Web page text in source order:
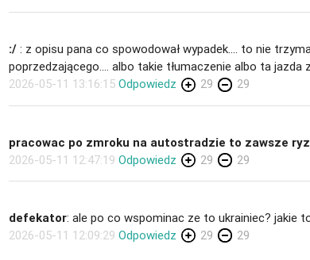
:/: z opisu pana co spowodował wypadek.... to nie
poprzedzającego.... albo takie tłumaczenie albo ta
2026-05-11 13:16:15 Odpowiedz 29 29
pracowac po zmroku na autostradzie to zawsze
2026-05-11 12:47:19 Odpowiedz 29 29
defekator: ale po co wspominac ze to ukrainiec? jakie
2026-05-11 12:09:29 Odpowiedz 29 29